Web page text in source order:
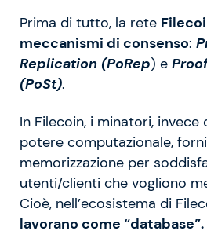
Prima di tutto, la rete
meccanismi di consenso:
Replication (PoRep) e
(PoSt).
In Filecoin, i minatori,
potere computazionale,
memorizzazione per
utenti/clienti che vogliono
Cioè, nell’ecosistema di
lavorano come “database”.